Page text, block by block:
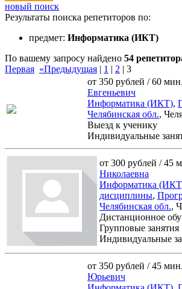
новый поиск
Результаты поиска репетиторов по:
предмет: Информатика (ИКТ)
По вашему запросу найдено 54
Первая «Предыдущая | 1 | 2 | 3
от 350 рублей / 60 мин.
Евгеньевич
Информатика (ИКТ),
Челябинская обл.,
Выезд к ученику
Индивидуальные
от 300 рублей / 45
Николаевна
Информатика
дисциплины,
Челябинская обл.,
Дистанционное
Групповые занятия
Индивидуальные
от 350 рублей / 45 мин.
Юрьевич